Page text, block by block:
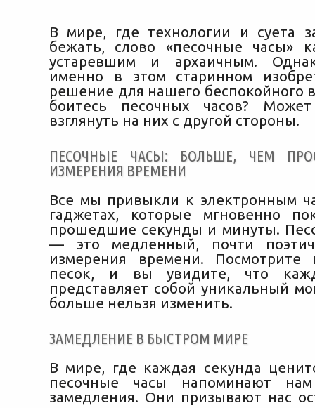
В мире, где технологии и суета
бежать, слово «песочные часы»
устаревшим и архаичным.
именно в этом старинном
решение для нашего беспокойного
боитесь песочных часов? Может
взглянуть на них с другой стороны.
ПЕСОЧНЫЕ ЧАСЫ: БОЛЬШЕ, ЧЕМ
ИЗМЕРЕНИЯ ВРЕМЕНИ
Все мы привыкли к электронным
гаджетах, которые мгновенно
прошедшие секунды и минуты.
— это медленный, почти
измерения времени.
песок, и вы увидите, что
представляет собой уникальный
больше нельзя изменить.
ЗАМЕДЛЕНИЕ В БЫСТРОМ МИРЕ
В мире, где каждая секунда
песочные часы напоминают
замедления. Они призывают нас